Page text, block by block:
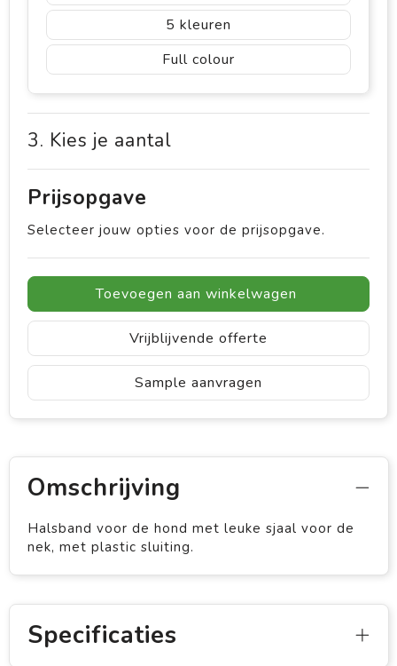
5
Full colour
3. Kies je aantal
Prijsopgave
Selecteer jouw opties voor de prijsopgave.
Toevoegen aan winkelwagen
Vrijblijvende offerte
Sample aanvragen
Omschrijving
Halsband voor de hond met leuke sjaal voor de
nek, met plastic sluiting.
Specificaties